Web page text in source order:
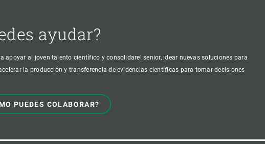
ayudar?
apoyar al joven talento científico y consolidarel senior, idear nuevas soluciones para
la producción y transferencia de evidencias científicas para tomar decisiones
PUEDES COLABORAR?